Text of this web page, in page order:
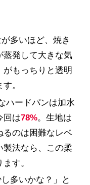
多いほど、焼き
蒸発して大きな気
もっちりと透明
。
ハードパンは加水
回は78%。生地は
るのは困難なレベ
製法なら、この柔
す。
多いかな？」と